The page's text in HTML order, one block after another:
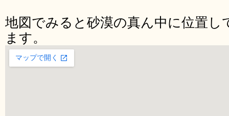
地図でみると砂漠の真ん中に位置
ます。